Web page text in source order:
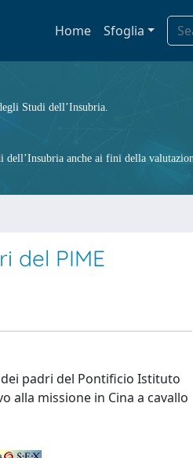
Home Sfoglia
Studi dell’Insubria.
anche ai fini della
del PIME
padri del Pontificio Istituto
alla missione in Cina a cavallo